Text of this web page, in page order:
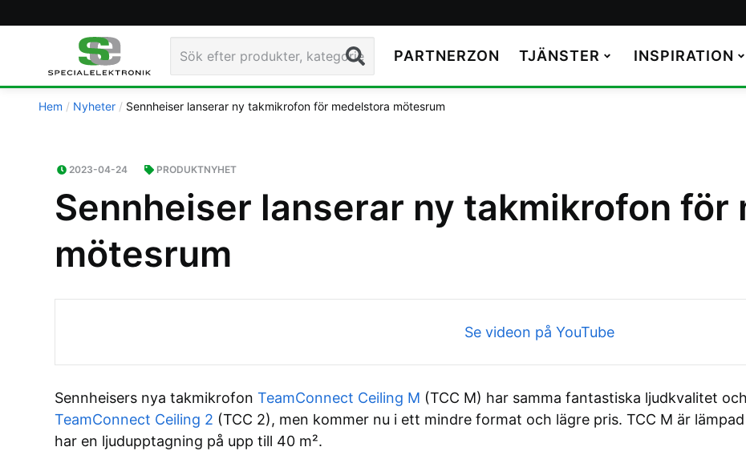
Sök PARTNERZON TJÄNSTER INSPIRATION
Hem Nyheter Sennheiser lanserar ny takmikrofon för medelstora mötesrum
2023-04-24 PRODUKTNYHET
Sennheiser lanserar ny takmikrofon för
mötesrum
Se videon på YouTube
Sennheisers nya takmikrofon TeamConnect Ceiling M (TCC M) har samma fantastiska ljudkvalitet
TeamConnect Ceiling 2 (TCC 2), men kommer nu i ett mindre format och lägre pris. TCC M är
har en ljudupptagning på upp till 40 m².